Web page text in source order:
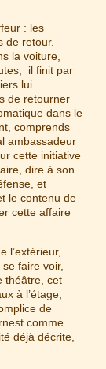
: les
de retour.
la voiture,
il finit par
lui
de retourner
dans le
comprends
ambassadeur
cette initiative
dire à son
et
le contenu de
cette affaire
l’extérieur,
faire voir,
théâtre, cet
à l’étage,
de
comme
déjà décrite,